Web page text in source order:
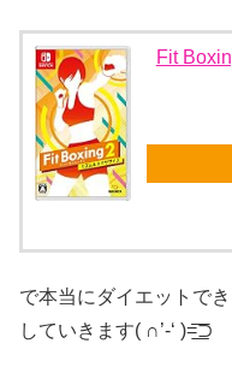
Fit
で本当にダイエットで
していきます( ∩’-‘ )=͟͟͞͞⊃